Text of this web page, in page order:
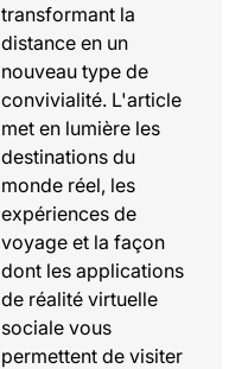
transformant la
distance en un
nouveau type de
convivialité. L'article
met en lumière les
destinations du
monde réel, les
expériences de
voyage et la façon
dont les applications
de réalité virtuelle
sociale vous
permettent de visiter